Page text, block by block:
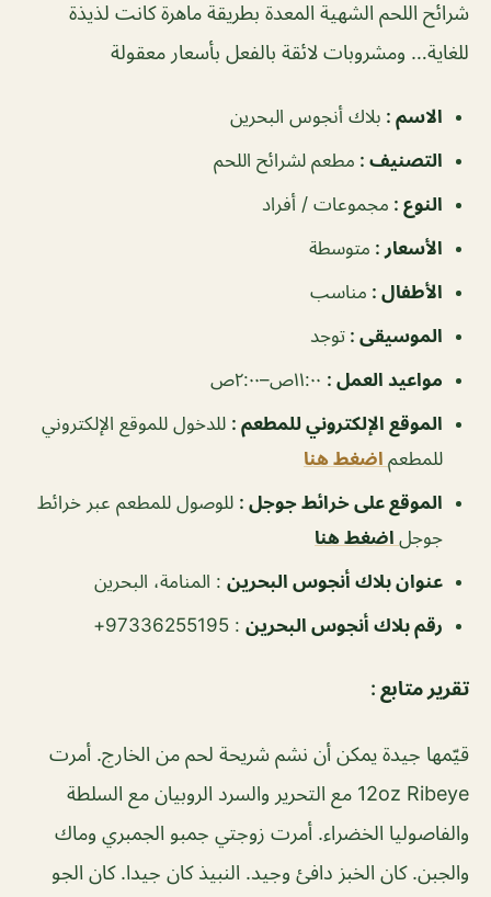
شرائح اللحم الشهية المعدة بطريقة ماهرة كانت لذيذة
للغاية… ومشروبات لائقة بالفعل بأسعار معقولة
الاسم : بلاك أنجوس البحرين
التصنيف : مطعم لشرائح اللحم
النوع : مجموعات / أفراد
الأسعار : متوسطة
الأطفال : مناسب
الموسيقى : توجد
مواعيد العمل :
الموقع الإلكتروني للمطعم : للدخول للموقع الإلكتروني
للمطعم اضغط هنا
الموقع على خرائط جوجل : للوصول للمطعم عبر خرائط
جوجل اضغط هنا
عنوان بلاك أنجوس البحرين : المنامة، البحرين
رقم بلاك أنجوس البحرين :
97336255195+
تقرير متابع :
قيّمها جيدة يمكن أن نشم شريحة لحم من الخارج. أمرت
12oz Ribeye مع التحرير والسرد الروبيان مع السلطة
والفاصوليا الخضراء. أمرت زوجتي جمبو الجمبري وماك
والجبن. كان الخبز دافئ وجيد. النبيذ كان جيدا. كان الجو